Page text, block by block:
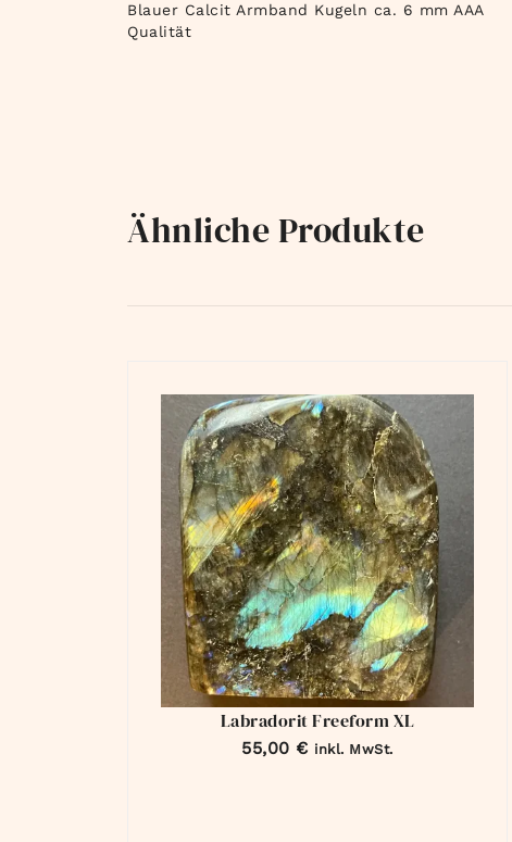
Blauer Calcit Armband Kugeln ca. 6 mm AAA
Qualität
Ähnliche Produkte
Labradorit Freeform XL
55,00 € inkl. MwSt.